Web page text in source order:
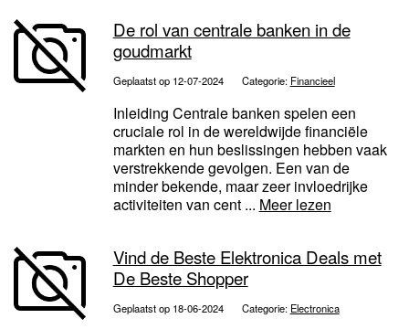
De rol van centrale banken in de
goudmarkt
Geplaatst op 12-07-2024 Categorie: Financieel
Inleiding Centrale banken spelen een
cruciale rol in de wereldwijde financiële
markten en hun beslissingen hebben vaak
verstrekkende gevolgen. Een van de
minder bekende, maar zeer invloedrijke
activiteiten van cent ... Meer lezen
Vind de Beste Elektronica Deals met
De Beste Shopper
Geplaatst op 18-06-2024 Categorie: Electronica